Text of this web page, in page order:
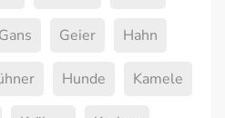
Gans Geier Hahn
Hunde Kamele